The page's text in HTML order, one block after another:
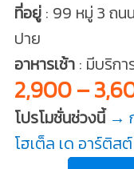
ที่อยู่: 99 หมู่ 3 ถน
ปาย
อาหารเช้า: มีบริกา
2,900 –
โปรโมชั่นช่วงนี้ →
โฮเต็ล เด อาร์ติส